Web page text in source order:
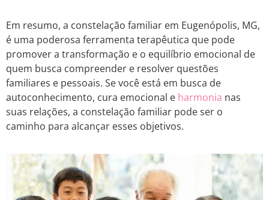
Em resumo, a constelação familiar em Eugenópolis, MG,
é uma poderosa ferramenta terapêutica que pode
promover a transformação e o equilíbrio emocional de
quem busca compreender e resolver questões
familiares e pessoais. Se você está em busca de
autoconhecimento, cura emocional e harmonia nas
suas relações, a constelação familiar pode ser o
caminho para alcançar esses objetivos.